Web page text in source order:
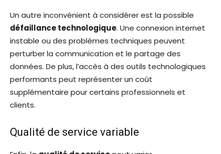
Un autre inconvénient à considérer est la possible
défaillance technologique. Une connexion internet
instable ou des problèmes techniques peuvent
perturber la communication et le partage des
données. De plus, l’accès à des outils technologiques
performants peut représenter un coût
supplémentaire pour certains professionnels et
clients.
Qualité de service variable